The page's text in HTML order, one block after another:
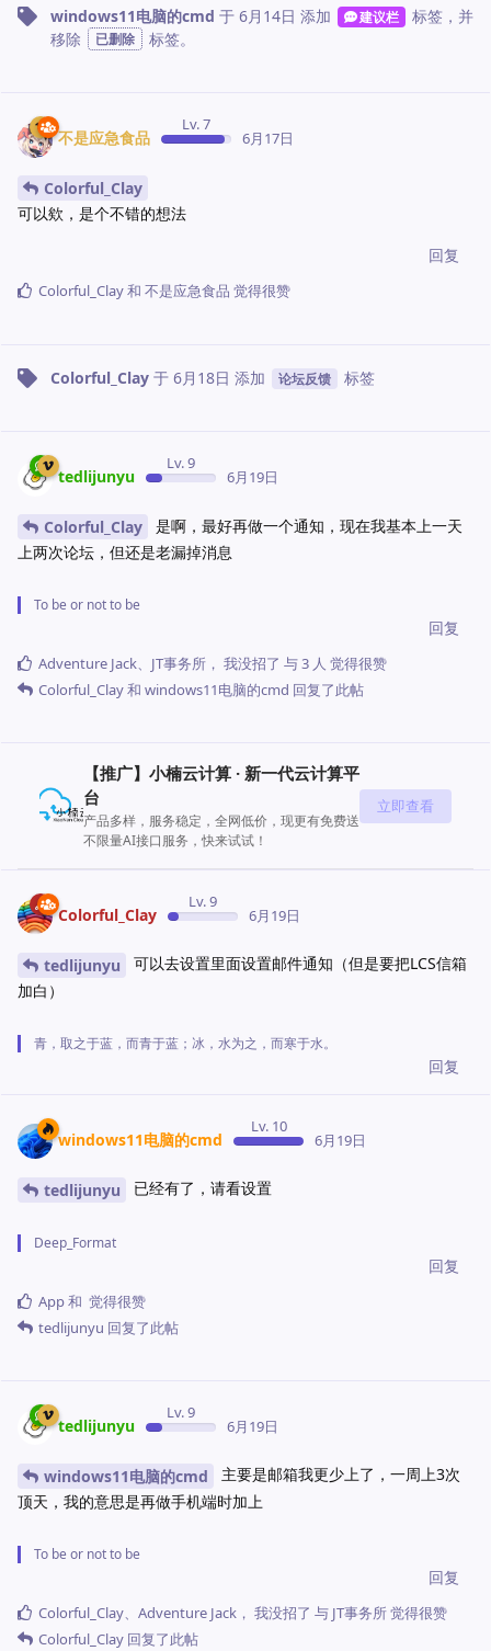
windows11电脑的cmd 于 6月14日 添加 建议栏 标签 ，并
移除
已删除 标签。
不是应急食品
Lv. 7
6月17日
Colorful_Clay
可以欸，是个不错的想法
回复
Colorful_Clay和 不是应急食品 觉得很赞
Colorful_Clay 于 6月18日 添加 论坛反馈 标签
tedlijunyu
Lv. 9
6月19日
Colorful_Clay
是啊，最好再做一个通知，现在我基本上一天
上两次论坛，但还是老漏掉消息
To be or not to be
回复
Adventure Jack、 JT事务所 ， 我没招了 与3 人 觉得很赞
Colorful_Clay和 windows11电脑的cmd 回复了此帖
【推广】小楠云计算 · 新一代云计算平
台
产品多样，服务稳定，全网低价，现更有免费送
不限量AI接口服务，快来试试！
立即查看
Colorful_Clay
Lv. 9
6月19日
tedlijunyu
可以去设置里面设置邮件通知（但是要把LCS信箱
加白）
青，取之于蓝，而青于蓝；冰，水为之，而寒于水。
回复
windows11电脑的cmd
Lv. 10
6月19日
tedlijunyu 已经有了，请看设置
Deep_Format
回复
App和 觉得很赞
tedlijunyu 回复了此帖
tedlijunyu
Lv. 9
6月19日
windows11电脑的cmd
主要是邮箱我更少上了，一周上3次
顶天，我的意思是再做手机端时加上
To be or not to be
回复
Colorful_Clay、 Adventure Jack ， 我没招了 与 JT事务所觉得很赞
Colorful_Clay 回复了此帖